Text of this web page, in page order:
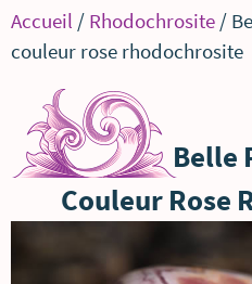
Accueil / Rhodochrosite/
couleur rose rhodochrosite
Belle
Couleur Rose